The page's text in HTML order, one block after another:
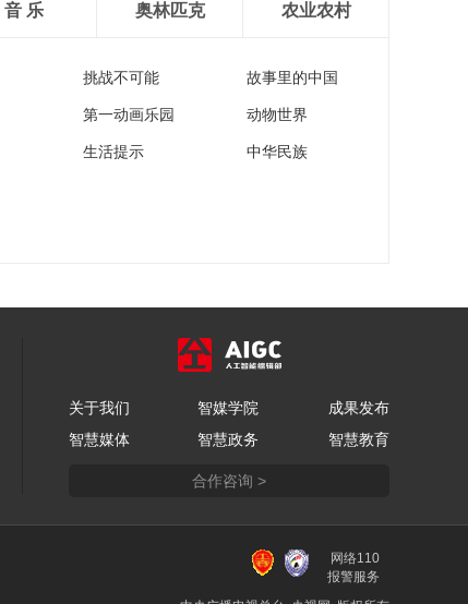
音 乐
奥林匹克
农业农村
挑战不可能 故事里的中国
第一动画乐园 动物世界
生活提示 中华民族
关于我们 智媒学院
成果发布
智慧媒体
智慧政务 智慧教育
合作咨询 >
网络110
报警服务